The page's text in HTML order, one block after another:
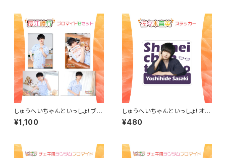
しゅうへいちゃんといっしょ！ブロ
マイドB（長江崚行）
¥1,100
しゅうへいちゃんといっしょ！オリ
ジナルステッカー（佐々木喜英）
¥480